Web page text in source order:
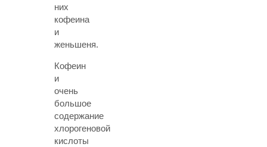
них
кофеина
и
женьшеня.
Кофеин
и
очень
большое
содержание
хлорогеновой
кислоты